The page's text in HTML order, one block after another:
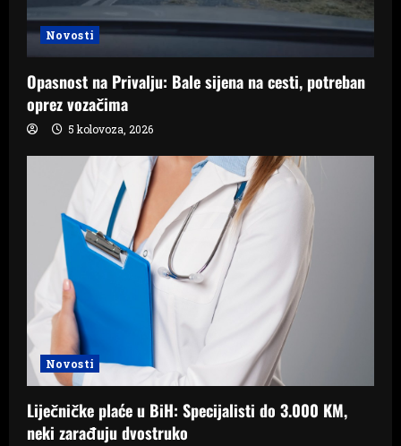
Novosti
Opasnost na Privalju: Bale sijena na cesti, potreban
oprez vozačima
5 kolovoza, 2026
Novosti
Liječničke plaće u BiH: Specijalisti do 3.000 KM,
neki zarađuju dvostruko